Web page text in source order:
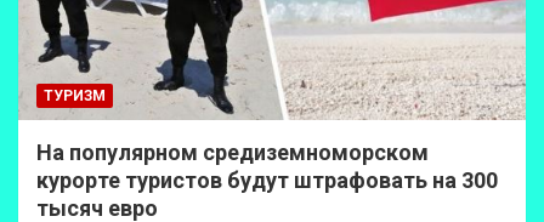
ТУРИЗМ
На популярном средиземноморском
курорте туристов будут штрафовать на 300
тысяч евро